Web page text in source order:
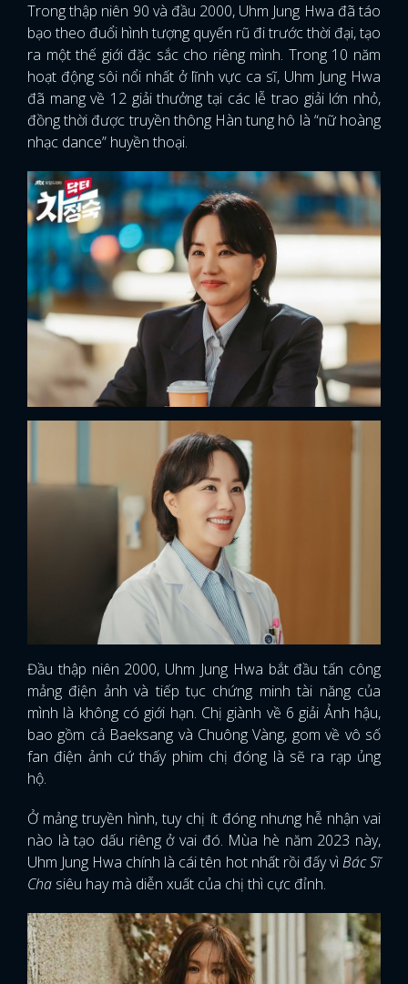
Trong thập niên 90 và đầu 2000, Uhm Jung Hwa đã táo
bạo theo đuổi hình tượng quyến rũ đi trước thời đại, tạo
ra một thế giới đặc sắc cho riêng mình. Trong 10 năm
hoạt động sôi nổi nhất ở lĩnh vực ca sĩ, Uhm Jung Hwa
đã mang về 12 giải thưởng tại các lễ trao giải lớn nhỏ,
đồng thời được truyền thông Hàn tung hô là “nữ hoàng
nhạc dance” huyền thoại.
Đầu thập niên 2000, Uhm Jung Hwa bắt đầu tấn công
mảng điện ảnh và tiếp tục chứng minh tài năng của
mình là không có giới hạn. Chị giành về 6 giải Ảnh hậu,
bao gồm cả Baeksang và Chuông Vàng, gom về vô số
fan điện ảnh cứ thấy phim chị đóng là sẽ ra rạp ủng
hộ.
Ở mảng truyền hình, tuy chị ít đóng nhưng hễ nhận vai
nào là tạo dấu riêng ở vai đó. Mùa hè năm 2023 này,
Uhm Jung Hwa chính là cái tên hot nhất rồi đấy vìBác Sĩ
Cha siêu hay mà diễn xuất của chị thì cực đỉnh.